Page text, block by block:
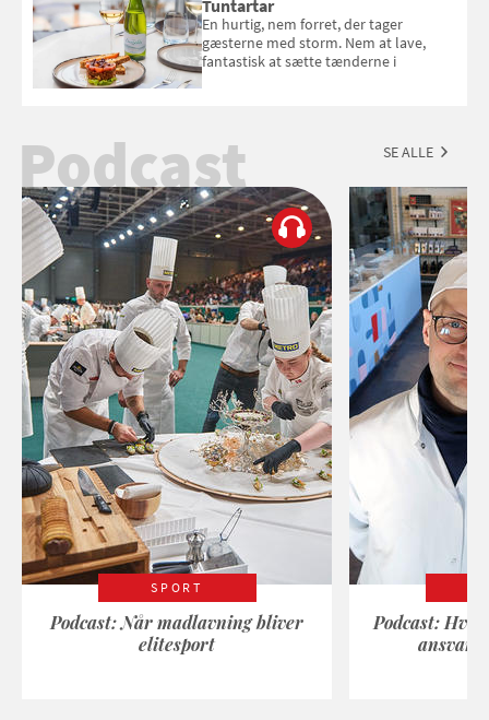
Tuntartar
En hurtig, nem forret, der tager
gæsterne med storm. Nem at lave,
fantastisk at sætte tænderne i
Podcast SE ALLE
SPORT
Podcast: Når madlavning bliver
elitesport
Podcast: